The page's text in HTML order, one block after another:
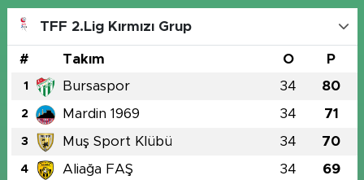
TFF 2.Lig Kırmızı Grup
# Takım O P
1 Bursaspor 34 80
2 Mardin 1969 34 71
3 Muş Sport Klübü 34 70
4 Aliağa FAŞ 34 69